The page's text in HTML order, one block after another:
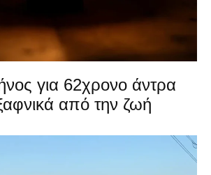
για 62χρονο άντρα
από την ζωή